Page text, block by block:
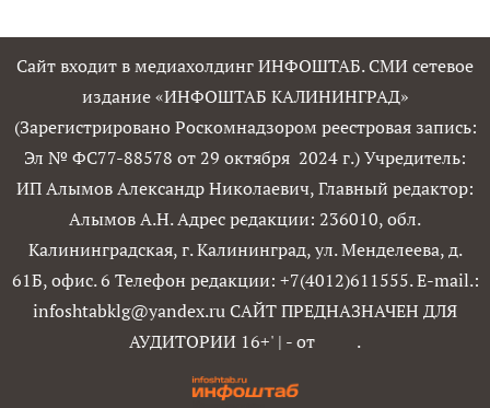
Сайт входит в медиахолдинг ИНФОШТАБ. СМИ сетевое
издание «ИНФОШТАБ КАЛИНИНГРАД»
(Зарегистрировано Роскомнадзором реестровая запись:
Эл № ФС77-88578 от 29 октября 2024 г.) Учредитель:
ИП Алымов Александр Николаевич, Главный редактор:
Алымов А.Н. Адрес редакции: 236010, обл.
Калининградская, г. Калининград, ул. Менделеева, д.
61Б, офис. 6 Телефон редакции: +7(4012)611555. E-mail.:
infoshtabklg@yandex.ru САЙТ ПРЕДНАЗНАЧЕН ДЛЯ
АУДИТОРИИ 16+' | - от .